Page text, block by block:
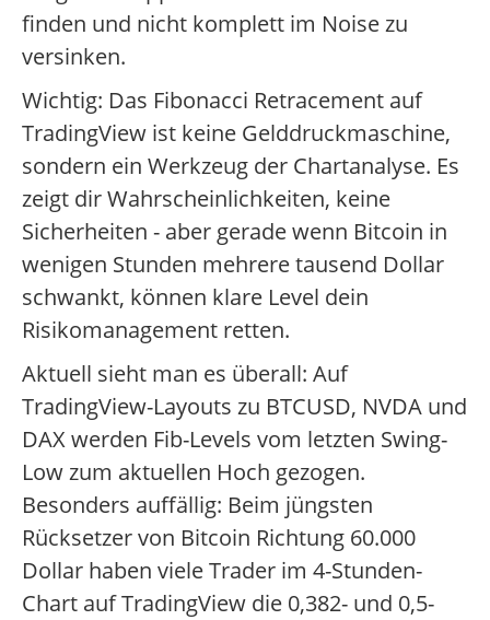
finden und nicht komplett im Noise zu
versinken.
Wichtig: Das Fibonacci Retracement auf
TradingView ist keine Gelddruckmaschine,
sondern ein Werkzeug der Chartanalyse. Es
zeigt dir Wahrscheinlichkeiten, keine
Sicherheiten - aber gerade wenn Bitcoin in
wenigen Stunden mehrere tausend Dollar
schwankt, können klare Level dein
Risikomanagement retten.
Aktuell sieht man es überall: Auf
TradingView-Layouts zu BTCUSD, NVDA und
DAX werden Fib-Levels vom letzten Swing-
Low zum aktuellen Hoch gezogen.
Besonders auffällig: Beim jüngsten
Rücksetzer von Bitcoin Richtung 60.000
Dollar haben viele Trader im 4-Stunden-
Chart auf TradingView die 0,382- und 0,5-